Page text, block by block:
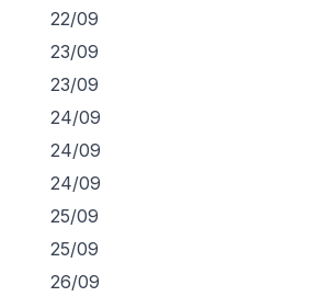
22/09
23/09
23/09
24/09
24/09
24/09
25/09
25/09
26/09